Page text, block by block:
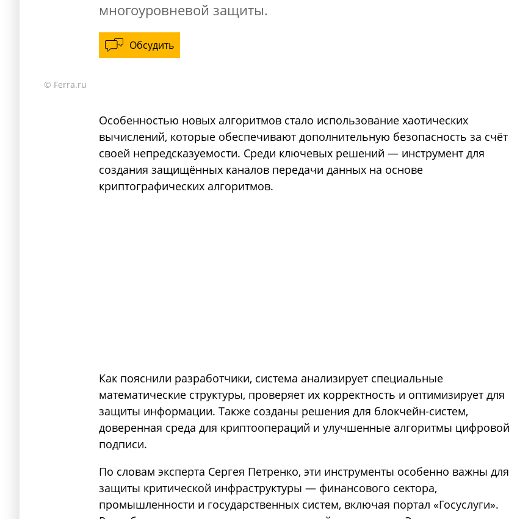
многоуровневой защиты.
Обсудить
© Ferra.ru
Особенностью новых алгоритмов стало использование хаотических
вычислений, которые обеспечивают дополнительную безопасность за счёт
своей непредсказуемости. Среди ключевых решений — инструмент для
создания защищённых каналов передачи данных на основе
криптографических алгоритмов.
Как пояснили разработчики, система анализирует специальные
математические структуры, проверяет их корректность и оптимизирует для
защиты информации. Также созданы решения для блокчейн-систем,
доверенная среда для криптоопераций и улучшенные алгоритмы цифровой
подписи.
По словам эксперта Сергея Петренко, эти инструменты особенно важны для
защиты критической инфраструктуры — финансового сектора,
промышленности и государственных систем, включая портал «Госуслуги».